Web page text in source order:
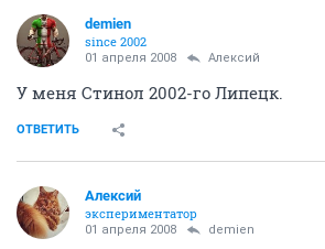
demien
since 2002
01 апреля 2008 Алексий
У меня Стинол 2002-го Липецк.
ОТВЕТИТЬ
Алексий
экспериментатор
01 апреля 2008 demien